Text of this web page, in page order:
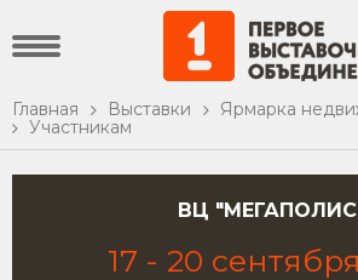
Главная Выставки
Ярмарка
Участникам
ВЦ
17 - 20 сентября